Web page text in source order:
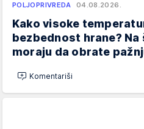
POLJOPRIVREDA 04.08.2026.
Kako visoke
bezbednost hrane?
moraju da obrate
Komentariši